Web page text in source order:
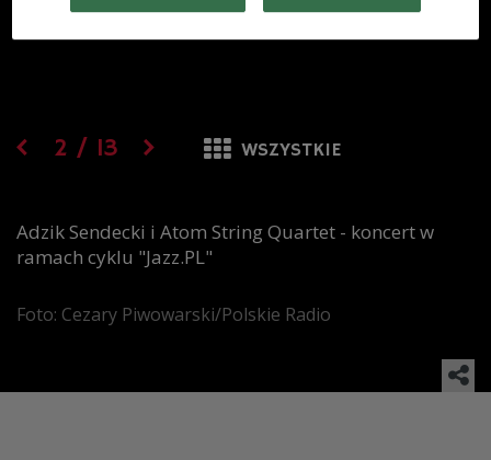
2 / 13 WSZYSTKIE
Adzik Sendecki i Atom String Quartet - koncert w
ramach cyklu "Jazz.PL"
Foto: Cezary Piwowarski/Polskie Radio